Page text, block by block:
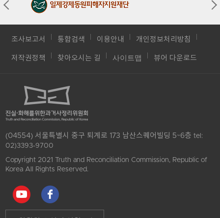
조사보고서 통합검색 이용안내 개인정보처리방침
저작권정책 찾아오시는 길 사이트맵 뷰어 다운로드
(04554) 서울특별시 중구 퇴계로 173 남산스퀘어빌딩 5~6층tel:
02)3393-9700
Copyright 2021 Truth and Reconciliation Commission, Republic of
Korea All Rights Reserved.